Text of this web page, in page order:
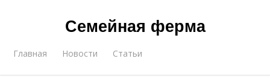
Семейная ферма
Главная Новости Статьи